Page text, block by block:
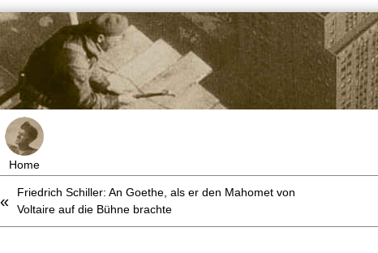
Home
«
Friedrich Schiller: An Goethe, als er den Mahomet von
Voltaire auf die Bühne brachte